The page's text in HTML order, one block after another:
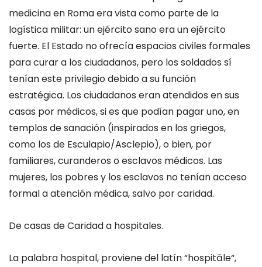
medicina en Roma era vista como parte de la
logística militar: un ejército sano era un ejército
fuerte. El Estado no ofrecíaespacios civiles formales
para curar a los ciudadanos, pero los soldados sí
tenían este privilegio debido a su función
estratégica. Los ciudadanos eran atendidos en sus
casas por médicos,sies que podían pagar uno,en
templos de sanación (inspirados en los griegos,
como los de Esculapio/Asclepio), o bien, por
familiares, curanderos o esclavos médicos. Las
mujeres, los pobres y los esclavos no tenían acceso
formal a atención médica, salvo por caridad.
De casas de Caridad a hospitales.
La palabra hospital, proviene del latín“hospitāle“,